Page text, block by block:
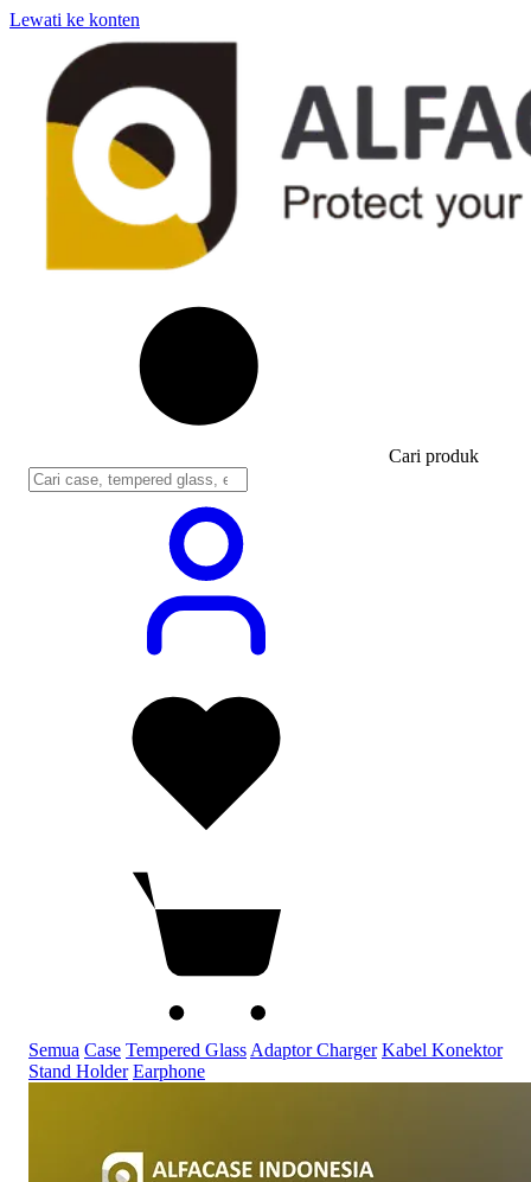
Lewati ke konten
Cari produk
Semua Case Tempered Glass Adaptor Charger Kabel Konektor
Stand Holder Earphone